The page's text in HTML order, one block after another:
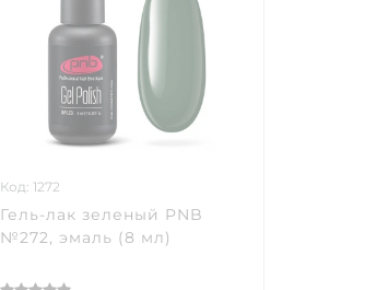
Код: 1272
Гель-лак зеленый PNB
№272, эмаль (8 мл)